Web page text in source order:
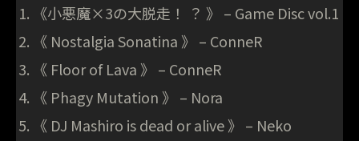
《小悪魔×3の大脱走！ ？ 》 – Game Disc vol.1
《 Nostalgia Sonatina 》 – ConneR
《 Floor of Lava 》 – ConneR
《 Phagy Mutation 》 – Nora
《 DJ Mashiro is dead or alive 》 – Neko